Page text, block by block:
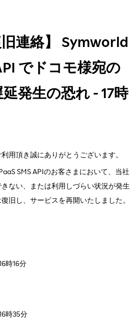
旧連絡】 Symworld
でドコモ様宛の
発生の恐れ - 17時
用頂き誠にありがとうございます。
SMS APIのお客さまにおいて、当社
ない、または利用しづらい状況が発生
旧し、サービスを再開いたしました。
時16分
時35分